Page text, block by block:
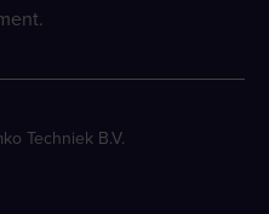
Techniek B.V.